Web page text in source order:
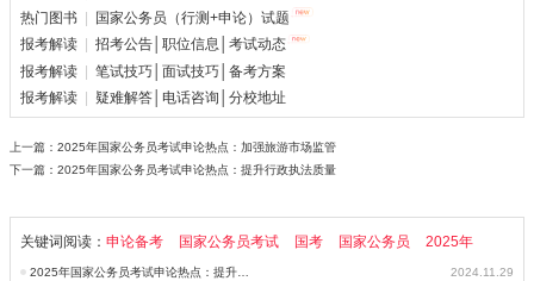
热门图书
国家公务员（行测+申论）试题
报考解读
招考公告│职位信息│考试动态
报考解读
笔试技巧│面试技巧│备考方案
报考解读
疑难解答│电话咨询│分校地址
上一篇： 2025年国家公务员考试申论热点：加强旅游市场监管
下一篇： 2025年国家公务员考试申论热点：提升行政执法质量
关键词阅读： 申论备考 国家公务员考试 国考 国家公务员 2025年
2025年国家公务员考试申论热点：提升行政执法质量
2024.11.29